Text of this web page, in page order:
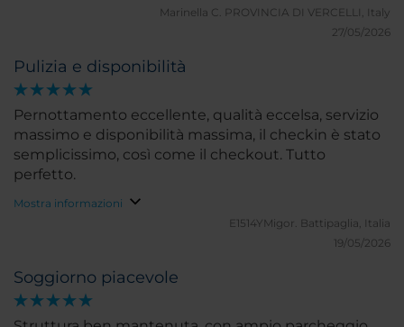
ringraziamento particolare al Sig. Giuseppe che a
causa di un problema sorto in tarda sera dal piano
per tranquillita'. Grazie ancora e ci vediamo presto!
Marinella C.
PROVINCIA DI VERCELLI, Italy
27/05/2026
Pulizia e disponibilità
Pernottamento eccellente, qualità eccelsa, servizio
massimo e disponibilità massima, il checkin è stato
semplicissimo, così come il checkout. Tutto
perfetto.
Mostra informazioni
E1514YMigor.
Battipaglia, Italia
19/05/2026
Soggiorno piacevole